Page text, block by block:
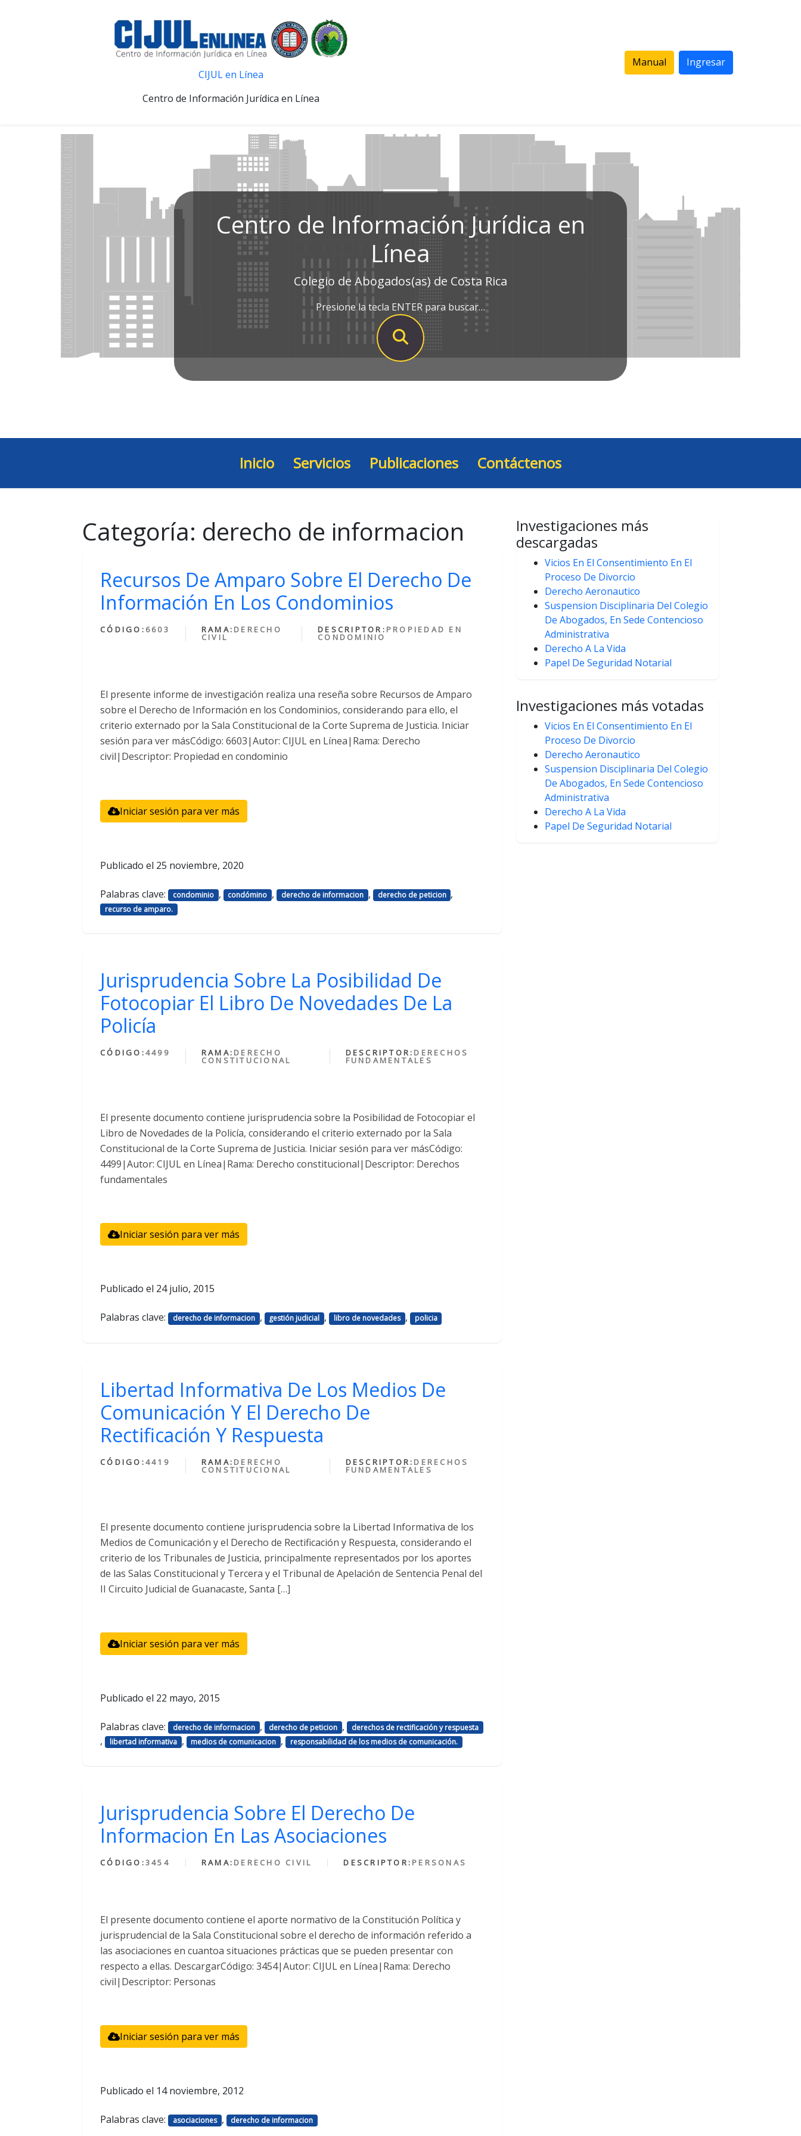
CIJUL en Línea
Centro de Información Jurídica en Línea
Manual Ingresar
Centro de Información Jurídica en
Línea
Colegio de Abogados(as) de Costa Rica
Presione la tecla ENTER para buscar…
Inicio Servicios Publicaciones Contáctenos
Categoría: derecho de informacion
Recursos De Amparo Sobre El Derecho De
Información En Los Condominios
CÓDIGO: 6603 RAMA: DERECHO
CIVIL
DESCRIPTOR: PROPIEDAD EN
CONDOMINIO
El presente informe de investigación realiza una reseña sobre Recursos de Amparo
sobre el Derecho de Información en los Condominios, considerando para ello, el
criterio externado por la Sala Constitucional de la Corte Suprema de Justicia. Iniciar
sesión para ver másCódigo: 6603|Autor: CIJUL en Línea|Rama: Derecho
civil|Descriptor: Propiedad en condominio
Iniciar sesión para ver más
Publicado el 25 noviembre, 2020
Palabras clave: condominio , condómino , derecho de informacion , derecho de peticion ,
recurso de amparo.
Jurisprudencia Sobre La Posibilidad De
Fotocopiar El Libro De Novedades De La
Policía
CÓDIGO:4499 RAMA: DERECHO
CONSTITUCIONAL
DESCRIPTOR: DERECHOS
FUNDAMENTALES
El presente documento contiene jurisprudencia sobre la Posibilidad de Fotocopiar el
Libro de Novedades de la Policía, considerando el criterio externado por la Sala
Constitucional de la Corte Suprema de Justicia. Iniciar sesión para ver másCódigo:
4499|Autor: CIJUL en Línea|Rama: Derecho constitucional|Descriptor: Derechos
fundamentales
Iniciar sesión para ver más
Publicado el 24 julio, 2015
Palabras clave: derecho de informacion , gestión judicial , libro de novedades , policia
Libertad Informativa De Los Medios De
Comunicación Y El Derecho De
Rectificación Y Respuesta
CÓDIGO:4419 RAMA: DERECHO
CONSTITUCIONAL
DESCRIPTOR: DERECHOS
FUNDAMENTALES
El presente documento contiene jurisprudencia sobre la Libertad Informativa de los
Medios de Comunicación y el Derecho de Rectificación y Respuesta, considerando el
criterio de los Tribunales de Justicia, principalmente representados por los aportes
de las Salas Constitucional y Tercera y el Tribunal de Apelación de Sentencia Penal del
II Circuito Judicial de Guanacaste, Santa […]
Iniciar sesión para ver más
Publicado el 22 mayo, 2015
Palabras clave: derecho de informacion , derecho de peticion , derechos de rectificación y respuesta
, libertad informativa , medios de comunicacion , responsabilidad de los medios de comunicación.
Jurisprudencia Sobre El Derecho De
Informacion En Las Asociaciones
CÓDIGO:3454 RAMA: DERECHO CIVIL DESCRIPTOR: PERSONAS
El presente documento contiene el aporte normativo de la Constitución Política y
jurisprudencial de la Sala Constitucional sobre el derecho de información referido a
las asociaciones en cuantoa situaciones prácticas que se pueden presentar con
respecto a ellas. DescargarCódigo: 3454|Autor: CIJUL en Línea|Rama: Derecho
civil|Descriptor: Personas
Iniciar sesión para ver más
Publicado el 14 noviembre, 2012
Palabras clave: asociaciones , derecho de informacion
Investigaciones más
descargadas
Vicios En El Consentimiento En El
Proceso De Divorcio
Derecho Aeronautico
Suspension Disciplinaria Del Colegio
De Abogados, En Sede Contencioso
Administrativa
Derecho A La Vida
Papel De Seguridad Notarial
Investigaciones más votadas
Vicios En El Consentimiento En El
Proceso De Divorcio
Derecho Aeronautico
Suspension Disciplinaria Del Colegio
De Abogados, En Sede Contencioso
Administrativa
Derecho A La Vida
Papel De Seguridad Notarial